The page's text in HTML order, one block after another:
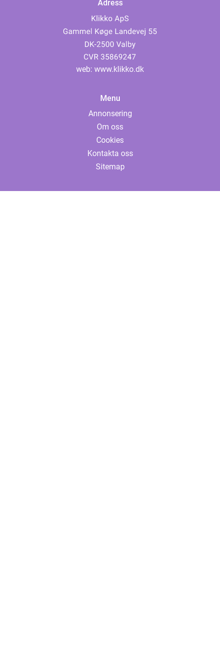
Adress
web: www.klikko.dk
Menu
Annonsering
Om oss
Cookies
Kontakta oss
Sitemap